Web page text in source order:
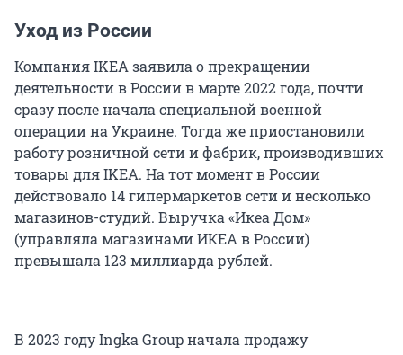
Уход из России
Компания IKEA заявила о прекращении
деятельности в России в марте 2022 года, почти
сразу после начала специальной военной
операции на Украине. Тогда же приостановили
работу розничной сети и фабрик, производивших
товары для IKEA. На тот момент в России
действовало 14 гипермаркетов сети и несколько
магазинов-студий. Выручка «Икеа Дом»
(управляла магазинами ИКЕА в России)
превышала 123 миллиарда рублей.
В 2023 году Ingka Group начала продажу